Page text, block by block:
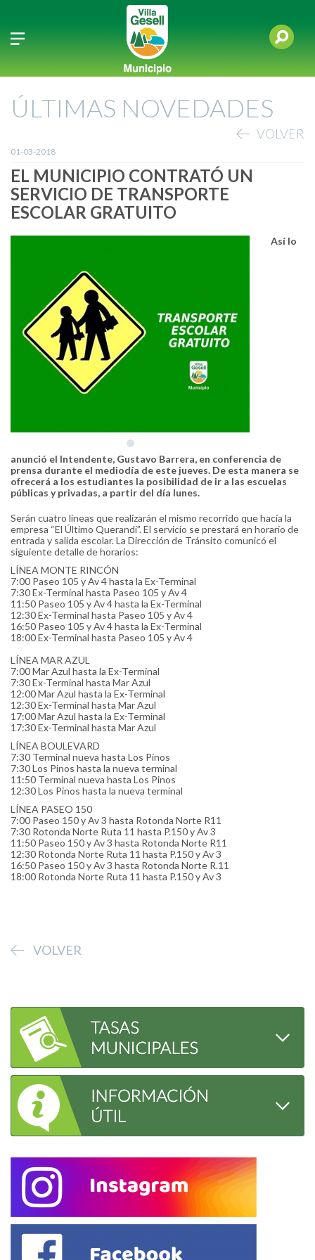
ÚLTIMAS NOVEDADES
VOLVER
01-03-2018
EL MUNICIPIO CONTRATÓ UN
SERVICIO DE TRANSPORTE
ESCOLAR GRATUITO
Así lo
anunció el Intendente, Gustavo Barrera, en conferencia de
prensa durante el mediodía de este jueves. De esta manera se
ofrecerá a los estudiantes la posibilidad de ir a las escuelas
públicas y privadas, a partir del día lunes.
Serán cuatro líneas que realizarán el mismo recorrido que hacía la
empresa “El Último Querandí”. El servicio se prestará en horario de
entrada y salida escolar. La Dirección de Tránsito comunicó el
siguiente detalle de horarios:
LÍNEA MONTE RINCÓN
7:00 Paseo 105 y Av 4 hasta la Ex-Terminal
7:30 Ex-Terminal hasta Paseo 105 y Av 4
11:50 Paseo 105 y Av 4 hasta la Ex-Terminal
12:30 Ex-Terminal hasta Paseo 105 y Av 4
16:50 Paseo 105 y Av 4 hasta la Ex-Terminal
18:00 Ex-Terminal hasta Paseo 105 y Av 4
LÍNEA MAR AZUL
7:00 Mar Azul hasta la Ex-Terminal
7:30 Ex-Terminal hasta Mar Azul
12:00 Mar Azul hasta la Ex-Terminal
12:30 Ex-Terminal hasta Mar Azul
17:00 Mar Azul hasta la Ex-Terminal
17:30 Ex-Terminal hasta Mar Azul
LÍNEA BOULEVARD
7:30 Terminal nueva hasta Los Pinos
7:30 Los Pinos hasta la nueva terminal
11:50 Terminal nueva hasta Los Pinos
12:30 Los Pinos hasta la nueva terminal
LÍNEA PASEO 150
7:00 Paseo 150 y Av 3 hasta Rotonda Norte R11
7:30 Rotonda Norte Ruta 11 hasta P.150 y Av 3
11:50 Paseo 150 y Av 3 hasta Rotonda Norte R11
12:30 Rotonda Norte Ruta 11 hasta P.150 y Av 3
16:50 Paseo 150 y Av 3 hasta Rotonda Norte R.11
18:00 Rotonda Norte Ruta 11 hasta P.150 y Av 3
VOLVER